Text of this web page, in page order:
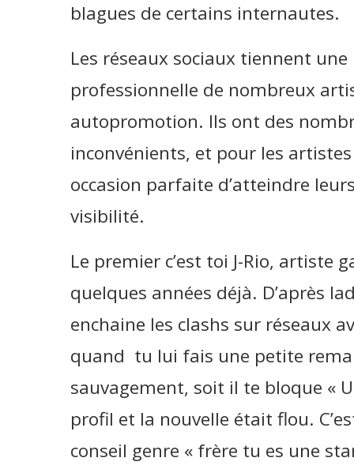
blagues de certains internautes.
Les réseaux sociaux tiennent
professionnelle de nombreux
autopromotion. Ils ont des
inconvénients, et pour les
occasion parfaite d’atteindre
visibilité.
Le premier c’est toi J-Rio, artiste
quelques années déjà. D’après
enchaine les clashs sur réseaux
quand tu lui fais une petite
sauvagement, soit il te bloque «
profil et la nouvelle était flou.
conseil genre « frère tu es une